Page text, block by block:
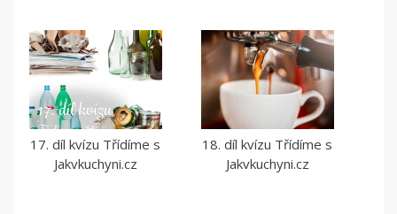
17. díl kvízu Třídíme s
Jakvkuchyni.cz
18. díl kvízu Třídíme s
Jakvkuchyni.cz